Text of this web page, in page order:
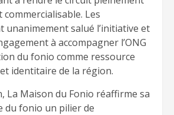
Les
unanimement salué l’initiative et
à accompagner l’ONG
du fonio comme ressource
identitaire de la région.
La Maison du Fonio réaffirme sa
du fonio un pilier de